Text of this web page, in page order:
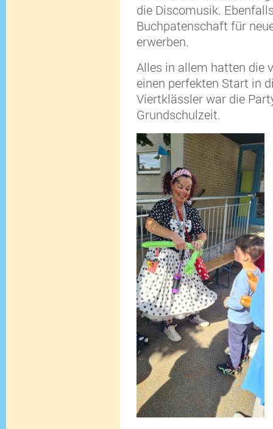
die Discomusik.
Buchpatenschaft für
erwerben.
Alles in allem hatten die
einen perfekten Start in
Viertklässler war die
Grundschulzeit.